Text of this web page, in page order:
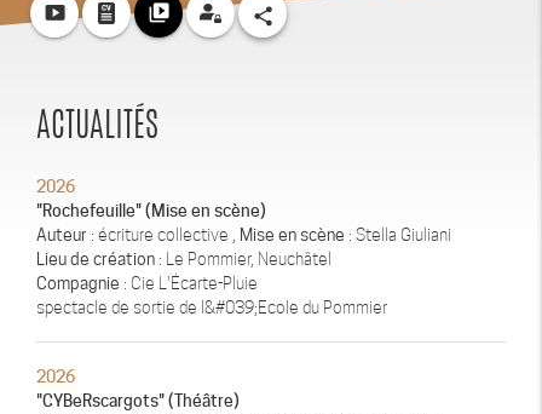
smart_display video_library share
ACTUALITÉS
2026
"Rochefeuille" (Mise en scène)
Auteur : écriture collective , Mise en scène : Stella Giuliani
Lieu de création : Le Pommier, Neuchâtel
Compagnie : Cie L'Écarte-Pluie
spectacle de sortie de l&#039;Ecole du Pommier
2026
"CYBeRscargots" (Théâtre)